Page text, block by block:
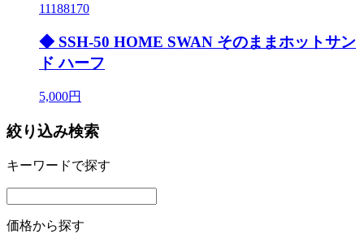
11188170
◆ SSH-50 HOME SWAN そのままホットサン
ド ハーフ
5,000円
絞り込み検索
キーワードで探す
価格から探す